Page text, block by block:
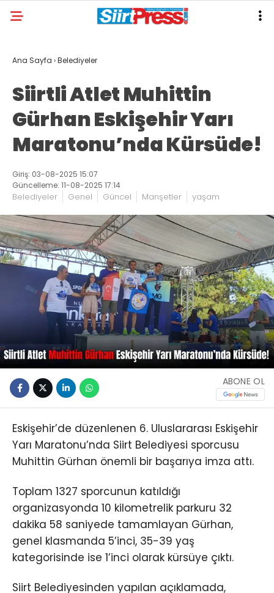
Ana Sayfa ›Belediyeler
Siirtli Atlet Muhittin
Gürhan Eskişehir Yarı
Maratonu’nda Kürsüde!
Giriş: 03-08-2025 15:07
Güncelleme: 11-08-2025 17:14
Belediyeler Genel Güncel Manşetler yaşam
ABONE OL
Eskişehir’de düzenlenen 6. Uluslararası Eskişehir
Yarı Maratonu’nda Siirt Belediyesi sporcusu
Muhittin Gürhan önemli bir başarıya imza attı.
Toplam 1327 sporcunun katıldığı
organizasyonda 10 kilometrelik parkuru 32
dakika 58 saniyede tamamlayan Gürhan,
genel klasmanda 5’inci, 35-39 yaş
kategorisinde ise 1’inci olarak kürsüye çıktı.
Siirt Belediyesinden yapılan açıklamada,